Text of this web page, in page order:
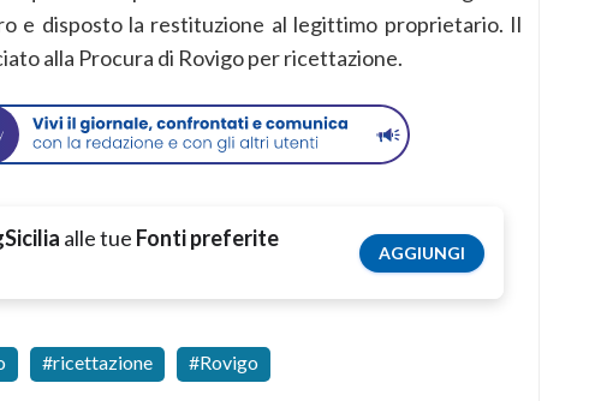
e disposto la restituzione al legittimo proprietario. Il
alla Procura di Rovigo per ricettazione.
alle tue Fonti preferite
AGGIUNGI
ricettazione Rovigo